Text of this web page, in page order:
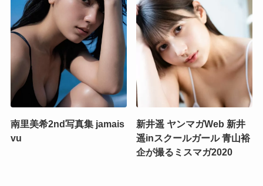
南里美希2nd写真集 jamais
vu
新井遥 ヤンマガWeb 新井
遥inスクールガール 青山裕
企が撮るミスマガ2020